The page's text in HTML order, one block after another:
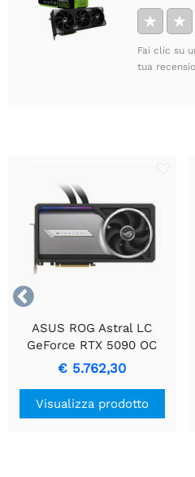
★ ★
Fai clic su
tua

ASUS ROG Astral LC
GeForce RTX 5090 OC
Edition | 32 GB di VRAM
GDDR7 | Gaming 4K & IA |
Scheda video | GPU |
Nvidia
€ 5.762,30
Visualizza prodotto